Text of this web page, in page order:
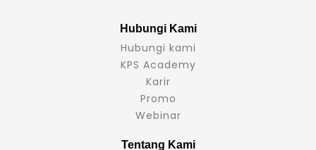
Hubungi Kami
Hubungi kami
KPS Academy
Karir
Promo
Webinar
Tentang Kami